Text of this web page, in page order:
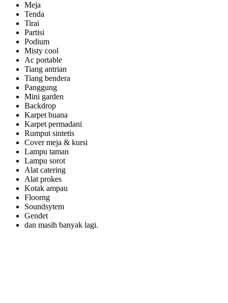
Meja
Tenda
Tirai
Partisi
Podium
Misty cool
Ac portable
Tiang antrian
Tiang bendera
Panggung
Mini garden
Backdrop
Karpet buana
Karpet permadani
Rumput sintetis
Cover meja & kursi
Lampu taman
Lampu sorot
Alat catering
Alat prokes
Kotak ampau
Floorng
Soundsytem
Gendet
dan masih banyak lagi.